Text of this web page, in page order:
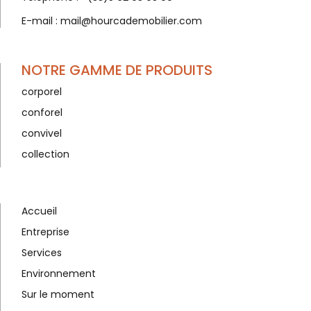
E-mail : mail@hourcademobilier.com
NOTRE GAMME DE PRODUITS
corporel
conforel
convivel
collection
Accueil
Entreprise
Services
Environnement
Sur le moment